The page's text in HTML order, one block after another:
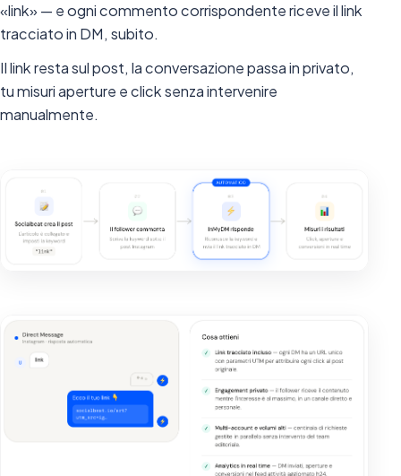
«link» — e ogni commento corrispondente riceve il link
tracciato in DM, subito.
Il link resta sul post, la conversazione passa in privato,
tu misuri aperture e click senza intervenire
manualmente.